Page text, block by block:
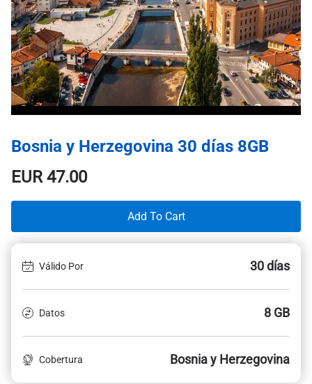
Bosnia y Herzegovina 30 días 8GB
EUR47.00
Add To Cart
Válido Por 30 días
Datos 8 GB
Cobertura Bosnia y Herzegovina